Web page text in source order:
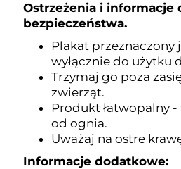
Ostrzeżenia i informacje
bezpieczeństwa.
Plakat przeznaczony
wyłącznie do użytku
Trzymaj go poza
zwierząt.
Produkt łatwopalny
od ognia.
Uważaj na ostre
Informacje dodatkowe: